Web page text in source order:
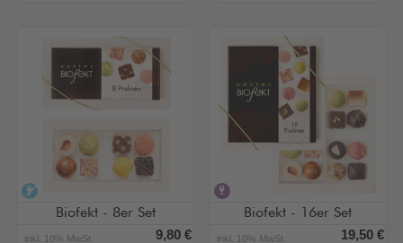
Biofekt - 8er Set
inkl. 10% MwSt. 9,80 €
Biofekt - 16er Set
inkl. 10% MwSt. 19,50 €